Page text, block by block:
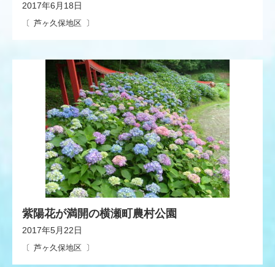
2017年6月18日
芦ヶ久保地区
2017年5月22日
芦ヶ久保地区
紫陽花が満開の横瀬町農村公園